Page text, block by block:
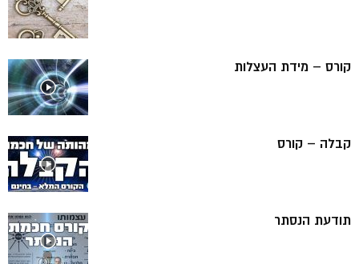
קורס – מידת העצלות
קבלה – קורס
תודעת הנסתר